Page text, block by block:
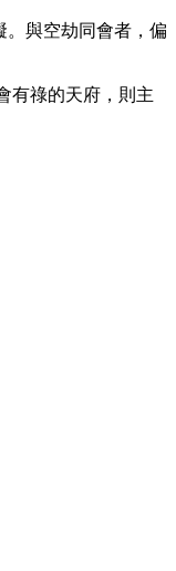
。與空劫同會者，偏
有祿的天府，則主